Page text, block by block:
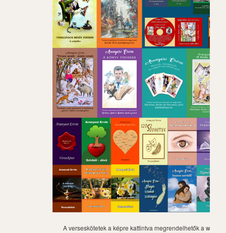
A verseskötetek a képre kattintva megrendelhetők a